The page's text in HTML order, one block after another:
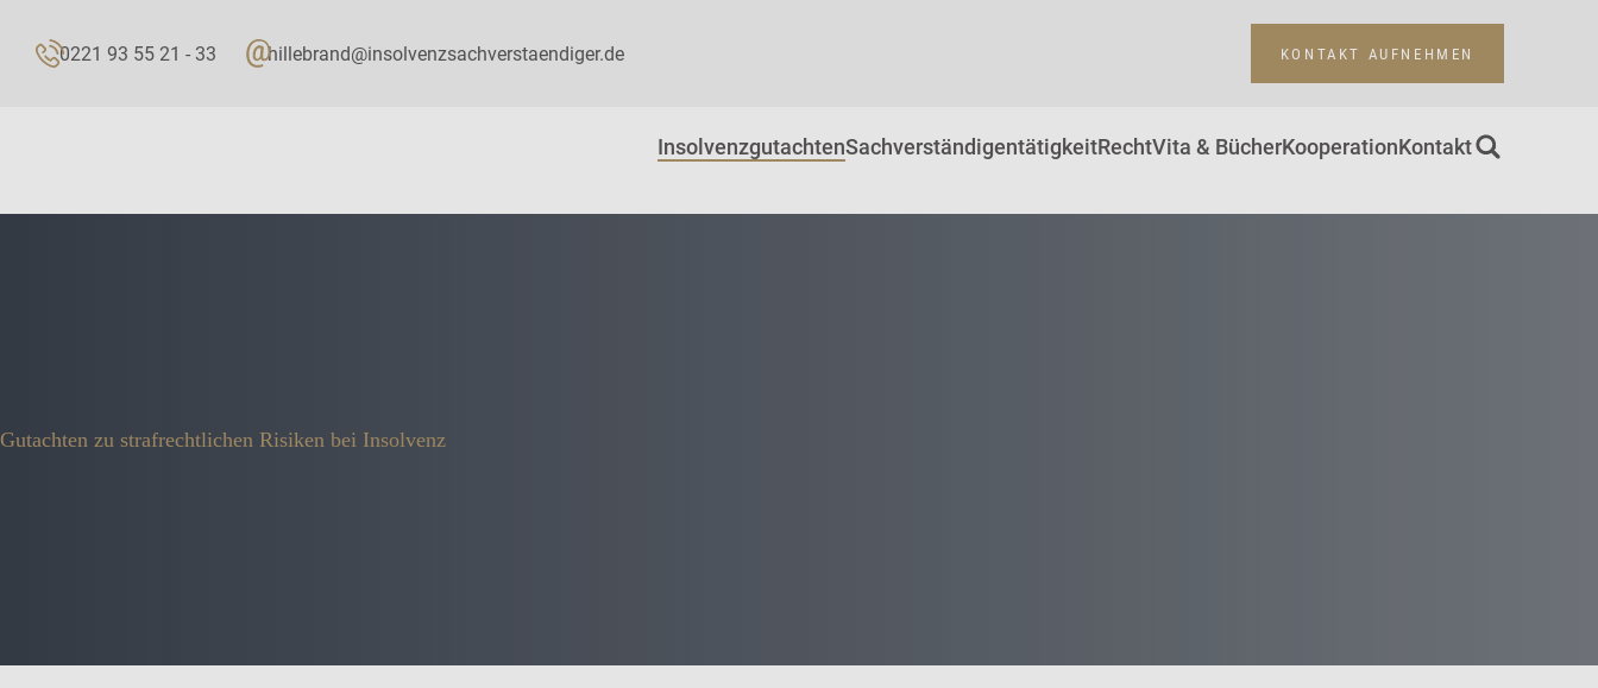
0221 93 55 21 - 33 hillebrand@insolvenzsachverstaendiger.de KONTAKT AUFNEHMEN
InsolvenzgutachtenSachverständigentätigkeitRechtVita & BücherKooperationKontakt
Gutachten zu strafrechtlichen Risiken bei Insolvenz